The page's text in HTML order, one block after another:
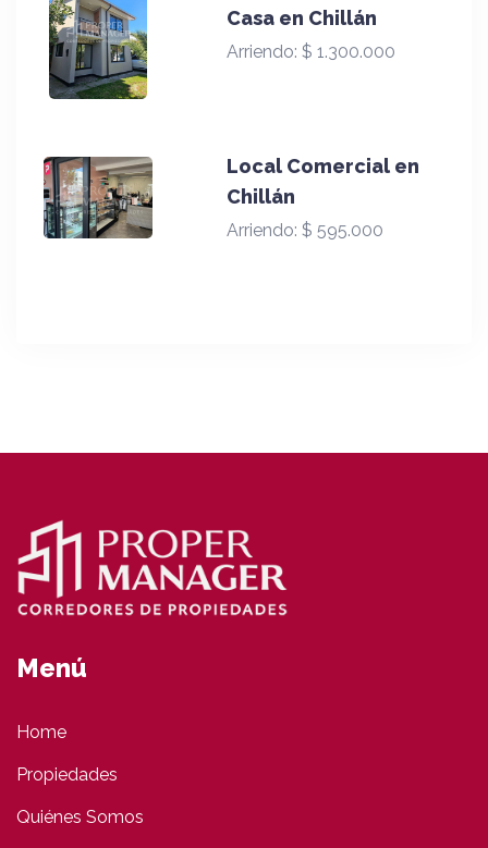
Casa en Chillán
Arriendo:$ 1.300.000
Local Comercial en
Chillán
Arriendo:$ 595.000
Menú
Home
Propiedades
Quiénes Somos